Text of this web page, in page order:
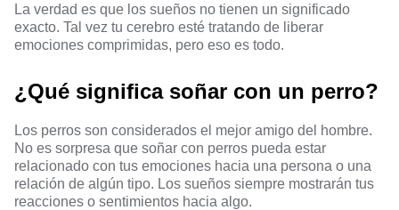
La verdad es que los sueños no tienen un significado
exacto. Tal vez tu cerebro esté tratando de liberar
emociones comprimidas, pero eso es todo.
¿ Qué significa soñar con un perro?
Los perros son considerados el mejor amigo del hombre.
No es sorpresa que soñar con perros pueda estar
relacionado con tus emociones hacia una persona o una
relación de algún tipo. Los sueños siempre mostrarán tus
reacciones o sentimientos hacia algo.